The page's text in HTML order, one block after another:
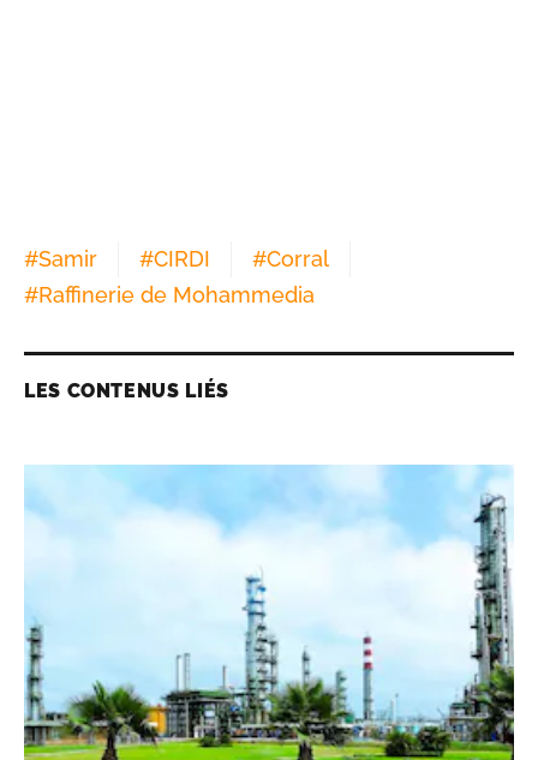
#Samir #CIRDI #Corral
#Raffinerie de Mohammedia
LES CONTENUS LIÉS